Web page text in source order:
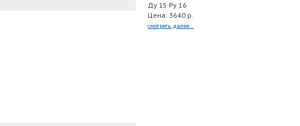
Ду 15 Ру 16
Цена: 3640 р.
смотреть далее...